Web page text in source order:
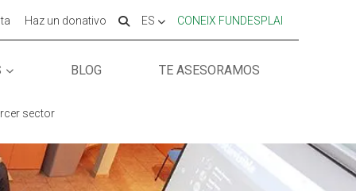
Haz un donativo ES CONEIX FUNDESPLAI
BLOG TE ASESORAMOS
sector
SUPORT TERCER SECTOR
SUPORT TERCER SECTOR